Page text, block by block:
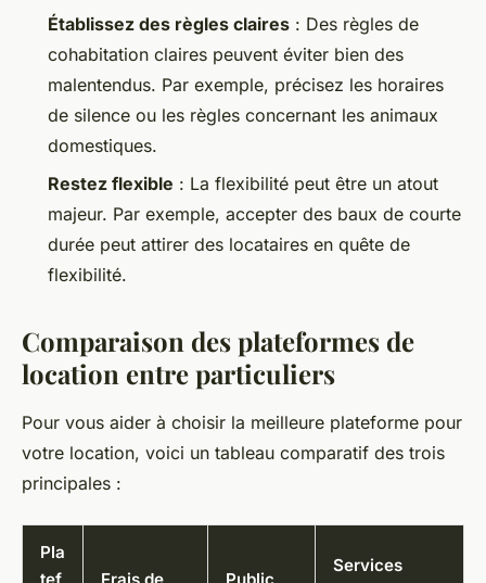
Établissez des règles claires : Des règles de
cohabitation claires peuvent éviter bien des
malentendus. Par exemple, précisez les horaires
de silence ou les règles concernant les animaux
domestiques.
Restez flexible : La flexibilité peut être un atout
majeur. Par exemple, accepter des baux de courte
durée peut attirer des locataires en quête de
flexibilité.
Comparaison des plateformes de
location entre particuliers
Pour vous aider à choisir la meilleure plateforme pour
votre location, voici un tableau comparatif des trois
principales :
Pla
tef
Frais de
Public
Services